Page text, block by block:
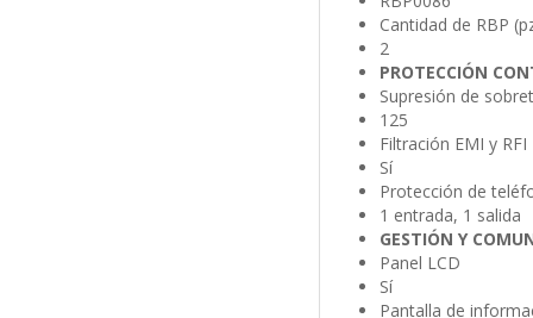
Cantidad de RBP
2
PROTECCIÓN
Supresión de
125
Filtración EMI y RFI
Sí
Protección de
1 entrada, 1 salida
GESTIÓN Y
Panel LCD
Sí
Pantalla de